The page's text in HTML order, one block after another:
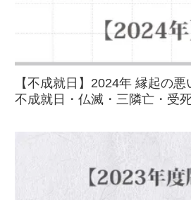
【不成就日】2024年 縁起の悪
不成就日・仏滅・三隣亡・受